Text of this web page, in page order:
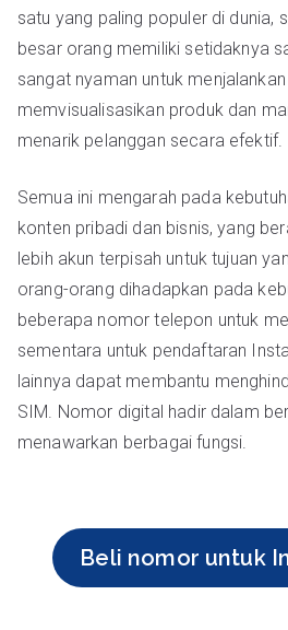
satu yang paling populer di dunia,
besar orang memiliki setidaknya
sangat nyaman untuk
memvisualisasikan produk dan
menarik pelanggan secara efektif.
Semua ini mengarah pada
konten pribadi dan bisnis, yang
lebih akun terpisah untuk tujuan
orang-orang dihadapkan pada
beberapa nomor telepon untuk
sementara untuk pendaftaran
lainnya dapat membantu
SIM. Nomor digital hadir dalam
menawarkan berbagai fungsi.
Beli nomor untuk